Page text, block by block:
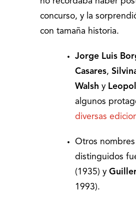
concurso, y la
con tamaña historia.
Jorge Luis
Casares,
Walsh y
algunos
diversas
Otros
distinguidos
(1935) y
1993).